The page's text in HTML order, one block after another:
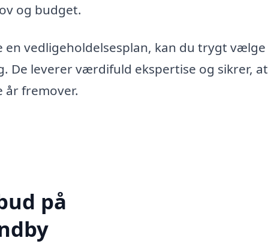
og budget.
vedligeholdelsesplan, kan du trygt vælge
De leverer værdifuld ekspertise og sikrer, at
år fremover.
på